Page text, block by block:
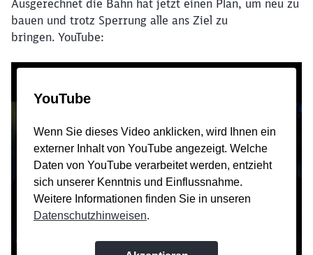
Ausgerechnet die Bahn hat jetzt einen Plan, um neu zu
bauen und trotz Sperrung alle ans Ziel zu
bringen. YouTube:
Möchten Sie zuweitergeleitet
werden?